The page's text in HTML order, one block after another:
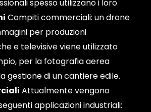
spesso utilizzano i loro
Compiti commerciali: un drone
per produzioni
e televisive viene utilizzato
per la fotografia aerea
gestione di un cantiere edile.
Attualmente vengono
applicazioni industriali: